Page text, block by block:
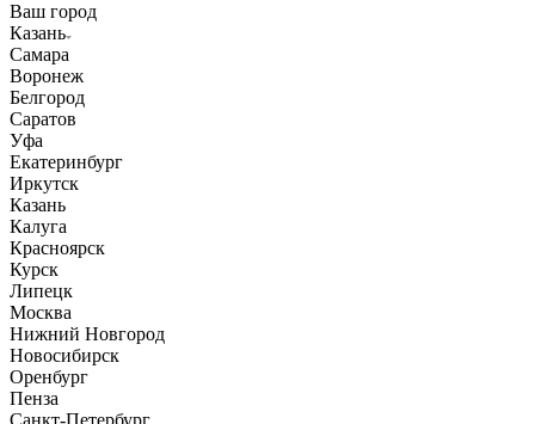
Ваш город
Казань
Самара
Воронеж
Белгород
Саратов
Уфа
Екатеринбург
Иркутск
Казань
Калуга
Красноярск
Курск
Липецк
Москва
Нижний Новгород
Новосибирск
Оренбург
Пенза
Санкт-Петербург